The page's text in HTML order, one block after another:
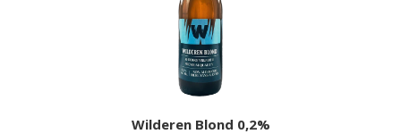
Wilderen Blond 0,2%